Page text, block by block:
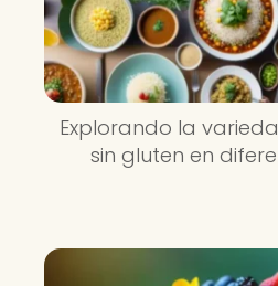
Explorando la
sin gluten en